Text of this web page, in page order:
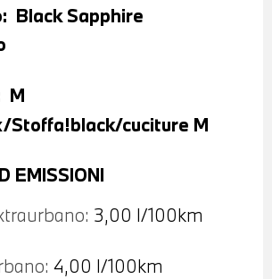
Black Sapphire
M
Stoffa!black/cuciture M
EMISSIONI
3,00 l/100km
4,00 l/100km